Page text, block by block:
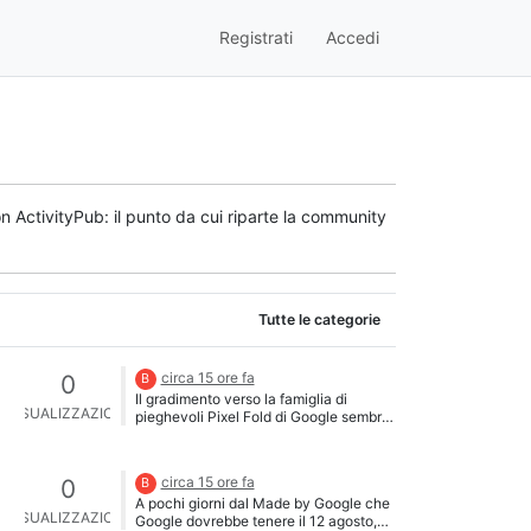
Registrati Accedi
ActivityPub: il punto da cui riparte la community
Tutte le categorie
0
VISUALIZZAZIONI
B
circa 15 ore fa
Il gradimento verso la famiglia di
pieghevoli Pixel Fold di Google sembra
utenti considerano i pieghevoli Pixel
realmente competitivi rispetto a rivali
come i Galaxy Z Fold, con l’hardware
indicato come il principale punto
0
VISUALIZZAZIONI
B
circa 15 ore fa
A pochi giorni dal Made by Google che
Google dovrebbe tenere il 12 agosto,